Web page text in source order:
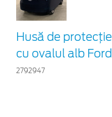
Husă de
cu ovalul alb
2792947